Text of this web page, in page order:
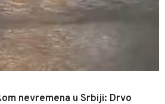
nevremena u Srbiji: Drvo